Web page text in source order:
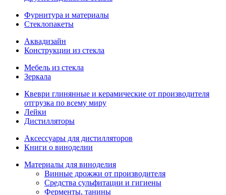
Фурнитура и материалы
Стеклопакеты
Аквадизайн
Конструкции из стекла
Мебель из стекла
Зеркала
Квеври глинянные и керамические от производителя
отгрузка по всему миру
Лейки
Дистилляторы
Аксессуары для дистилляторов
Книги о виноделии
Материалы для виноделия
Винные дрожжи от производителя
Средства сульфитации и гигиены
Ферменты, танины